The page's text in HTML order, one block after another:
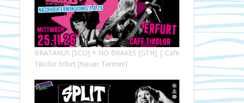
BRATAKUS [SCO] + NO BRAKES [GTH] | Café
Tikolor Erfurt [Neuer Termin!]